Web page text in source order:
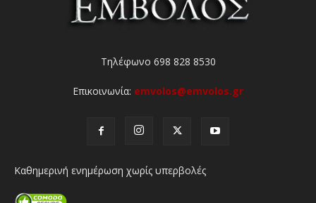
Τηλέφωνο 698 828 8530
Επικοινωνία: emvolos@emvolos.gr
Καθημερινή ενημέρωση χωρίς υπερβολές